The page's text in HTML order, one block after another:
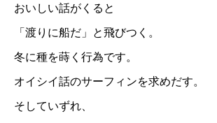
おいしい話がくると
「渡りに船だ」と飛びつく。
冬に種を蒔く行為です。
オイシイ話のサーフィンを求めだす。
そしていずれ、